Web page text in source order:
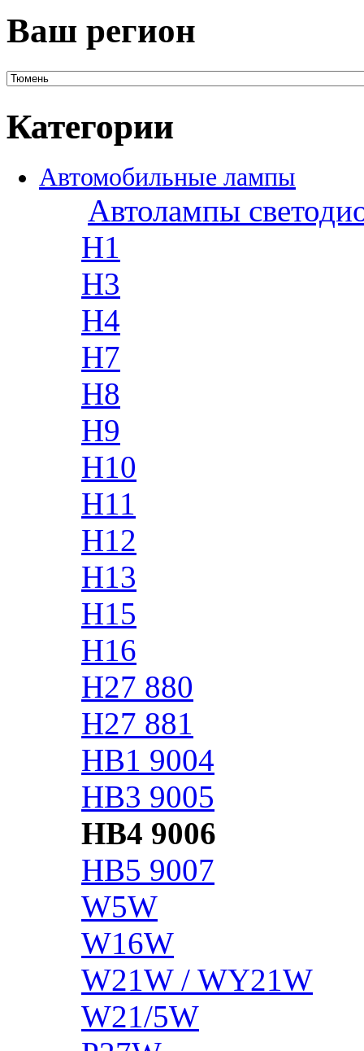
Ваш регион
Категории
Автомобильные лампы
Автолампы
H1
H3
H4
H7
H8
H9
H10
H11
H12
H13
H15
H16
H27 880
H27 881
HB1 9004
HB3 9005
HB4 9006
HB5 9007
W5W
W16W
W21W / WY21W
W21/5W